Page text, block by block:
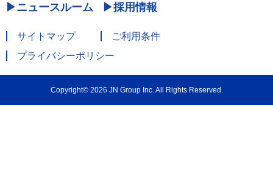
ニュースルーム 採用情報
サイトマップ
ご利用条件
プライバシーポリシー
Copyright© 2026 JN Group Inc. All Rights Reserved.